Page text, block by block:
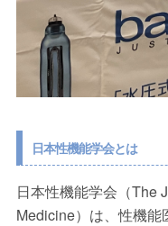
日本性機能学会とは
日本性機能学会（The
Medicine）は、性機